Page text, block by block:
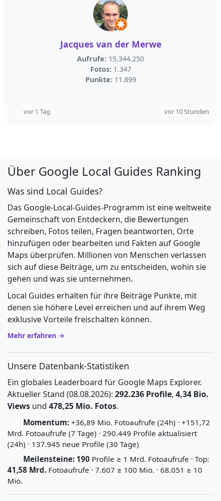
Jacques van der Merwe
Aufrufe: 15.344.250
Fotos: 1.347
Punkte: 11.899
vor 1 Tag vor 10 Stunden
Über Google Local Guides Ranking
Was sind Local Guides?
Das Google-Local-Guides-Programm ist eine weltweite
Gemeinschaft von Entdeckern, die Bewertungen
schreiben, Fotos teilen, Fragen beantworten, Orte
hinzufügen oder bearbeiten und Fakten auf Google
Maps überprüfen. Millionen von Menschen verlassen
sich auf diese Beiträge, um zu entscheiden, wohin sie
gehen und was sie unternehmen.
Local Guides erhalten für ihre Beiträge Punkte, mit
denen sie höhere Level erreichen und auf ihrem Weg
exklusive Vorteile freischalten können.
Mehr erfahren →
Unsere Datenbank-Statistiken
Ein globales Leaderboard für Google Maps Explorer.
Aktueller Stand (08.08.2026): 292.236 Profile, 4,34 Bio.
Views und 478,25 Mio. Fotos.
Momentum: +36,89 Mio. Fotoaufrufe (24h) · +151,72
Mrd. Fotoaufrufe (7 Tage) · 290.449 Profile aktualisiert
(24h) · 137.945 neue Profile (30 Tage)
Meilensteine: 190 Profile ≥ 1 Mrd. Fotoaufrufe · Top:
41,58 Mrd. Fotoaufrufe · 7.607 ≥ 100 Mio. · 68.051 ≥ 10
Mio.